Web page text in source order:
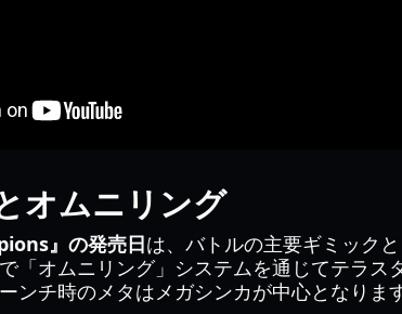
オムニリング
』の発売日は、バトルの主要ギミック
「オムニリング」システムを通じてテラス
ンチ時のメタはメガシンカが中心となります